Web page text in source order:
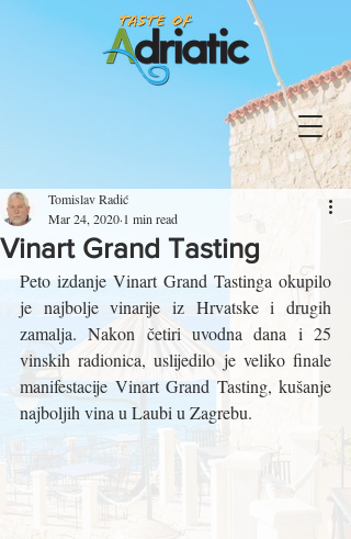
Vinart Grand Tasting
Tomislav Radić
Mar 24, 2020 1 min read
Peto izdanje Vinart Grand Tastinga okupilo
je najbolje vinarije iz Hrvatske i drugih
zamalja. Nakon četiri uvodna dana i 25
vinskih radionica, uslijedilo je veliko finale
manifestacije Vinart Grand Tasting, kušanje
najboljih vina u Laubi u Zagrebu.